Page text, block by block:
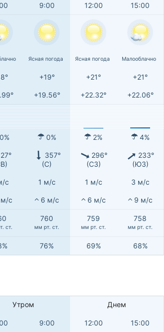
9:00 12:00 15:00
Ясная погода Ясная погода Малооблачно
+19° +21° +21°
+19.56° +22.32° +22.06°
0% 2% 4%
27°
357°
(С)
296°
(СЗ)
233°
(ЮЗ)
с 1 м/с 1 м/с 3 м/с
с 6 м/с 6 м/с 9 м/с
ст.
760
мм рт. ст.
759
мм рт. ст.
758
мм рт. ст.
76% 69% 68%
Утром Днем
9:00 12:00 15:00